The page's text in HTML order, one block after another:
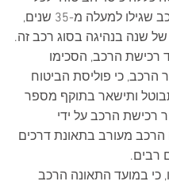
נהג הנוהג ברכב שגילו למעלה מ-35 שנים,
של שנה בנהיגה בסוג רכב זה.
רכישת הרכב, הסכימו
הרכב, כי פוליסת הביטוח
ותישאר בתוקף מספר
רכישת הרכב על ידי
הרכב מעורב בתאונת דרכים
רבים.
כי במועד התאונה הרכב